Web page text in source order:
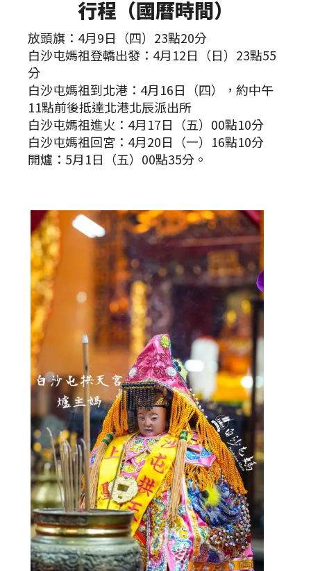
行程（國曆時間）
放頭旗：4月9日（四）23點20分
白沙屯媽祖登轎出發：4月12日（日）23點55
分
白沙屯媽祖到北港：4月16日（四），約中午
11點前後抵達北港北辰派出所
白沙屯媽祖進火：4月17日（五）00點10分
白沙屯媽祖回宮：4月20日（一）16點10分
開爐：5月1日（五）00點35分。